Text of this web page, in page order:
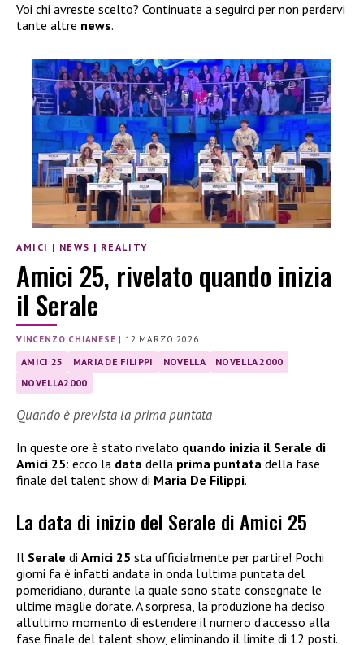
Voi chi avreste scelto? Continuate a seguirci per non perdervi
tante altre news.
AMICI | NEWS | REALITY
Amici 25, rivelato quando inizia
il Serale
VINCENZO CHIANESE | 12 MARZO 2026
AMICI 25 MARIA DE FILIPPI NOVELLA
NOVELLA 2000
NOVELLA2000
Quando è prevista la prima puntata
In queste ore è stato rivelato quando inizia il Serale di
Amici 25: ecco la data della prima puntata della fase
finale del talent show di Maria De Filippi.
La data di inizio del Serale di Amici 25
Il Serale di Amici 25 sta ufficialmente per partire! Pochi
giorni fa è infatti andata in onda l’ultima puntata del
pomeridiano, durante la quale sono state consegnate le
ultime maglie dorate. A sorpresa, la produzione ha deciso
all’ultimo momento di estendere il numero d’accesso alla
fase finale del talent show, eliminando il limite di 12 posti.